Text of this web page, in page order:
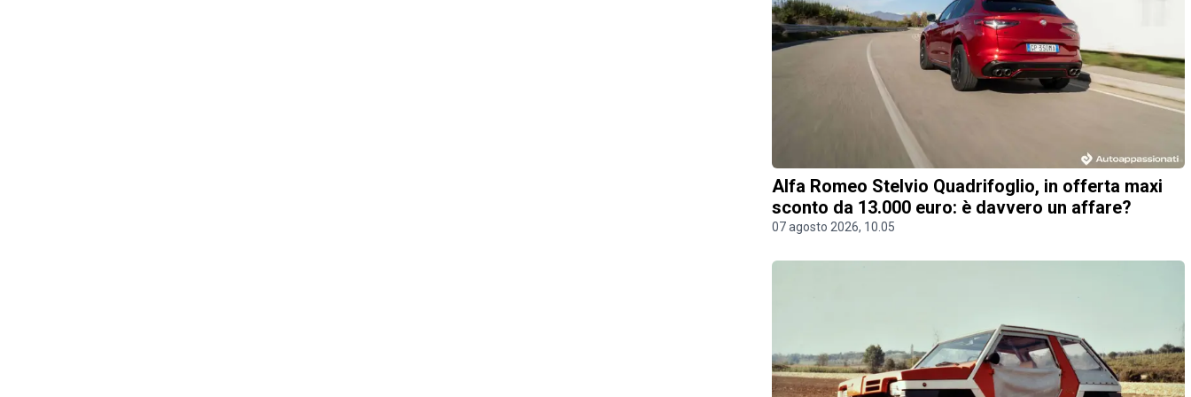
Alfa Romeo Stelvio Quadrifoglio, in offerta maxi
sconto da 13.000 euro: è davvero un affare?
07 agosto 2026, 10.05